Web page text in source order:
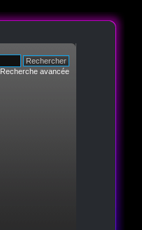
Recherche avancée